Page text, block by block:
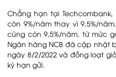
Chẳng hạn tại
còn 9%/năm thay vì 9,5%/
cũng còn 9,5%/năm, từ mức
Ngân hàng NCB đã cập nhật
ngày 8/2/2022 và đồng loạt
kỳ hạn gửi.